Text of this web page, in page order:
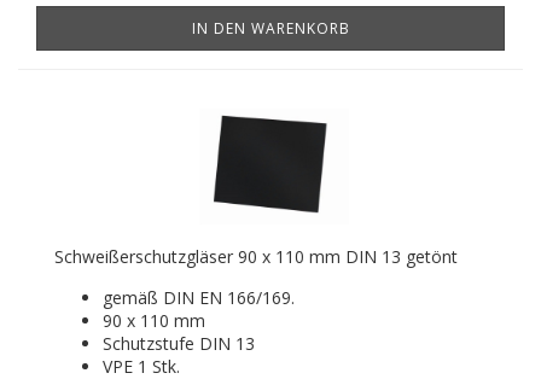
IN DEN WARENKORB
Schweißerschutzgläser 90 x 110 mm DIN 13 getönt
gemäß DIN EN 166/169.
90 x 110 mm
Schutzstufe DIN 13
VPE 1 Stk.